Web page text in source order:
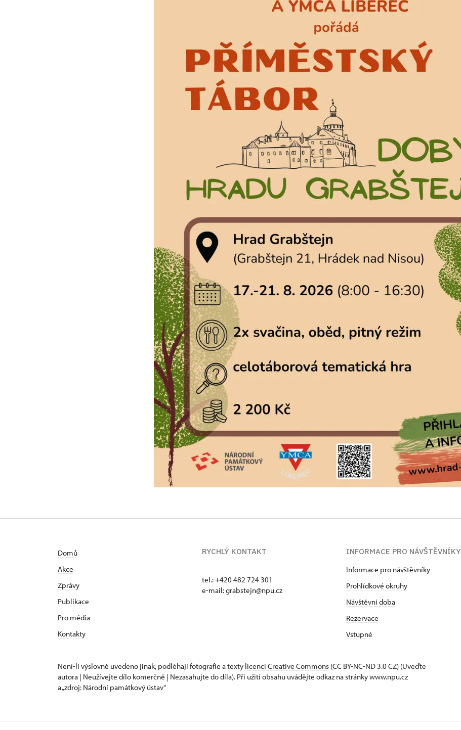
Domů
Akce
Zprávy
Publikace
Pro média
Kontakty
RYCHLÝ KONTAKT
tel.: +420 482 724 301
e-mail: grabstejn@npu.cz
INFORMACE PRO NÁVŠTĚVNÍKY
Informace pro návštěvníky
Prohlídkové okruhy
Návštěvní doba
Rezervace
Vstupné
Není-li výslovně uvedeno jinak, podléhají fotografie a texty licenci Creative Commons (CC BY-NC-ND 3.0 CZ) (Uveďte
autora | Neužívejte dílo komerčně | Nezasahujte do díla). Při užití obsahu uvádějte odkaz na stránky www.npu.cz
a „zdroj: Národní památkový ústav“